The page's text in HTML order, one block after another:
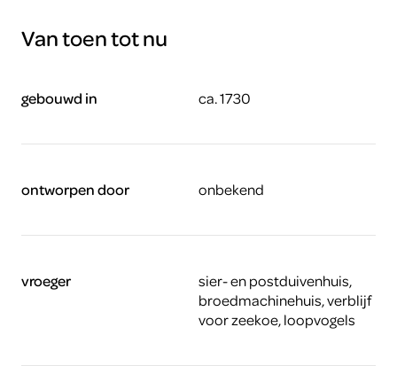
Van toen tot nu
gebouwd in ca. 1730
ontworpen door onbekend
vroeger
sier- en postduivenhuis,
broedmachinehuis, verblijf
voor zeekoe, loopvogels